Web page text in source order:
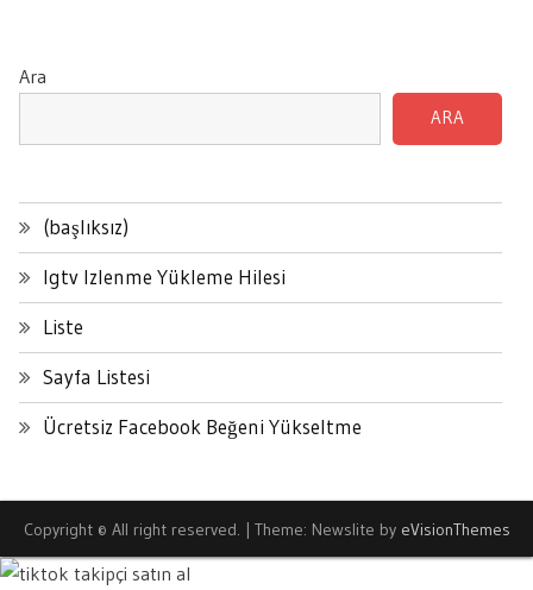
Ara
ARA
(başlıksız)
Igtv Izlenme Yükleme Hilesi
Liste
Sayfa Listesi
Ücretsiz Facebook Beğeni Yükseltme
Copyright © All right reserved. | Theme: Newslite by eVisionThemes